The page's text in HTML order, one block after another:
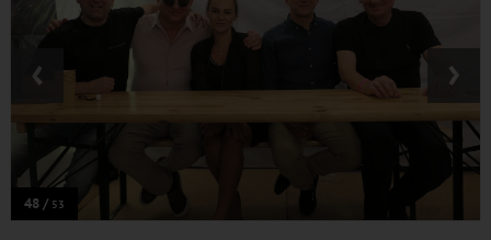
48 / 53
‹ ›